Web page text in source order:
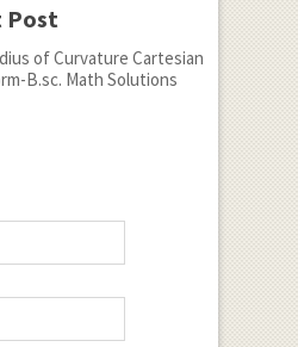
Post
of Curvature Cartesian
B.sc. Math Solutions